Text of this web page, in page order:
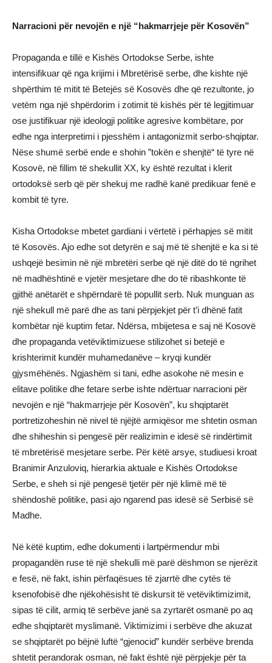
Narracioni për nevojën e një “hakmarrjeje për Kosovën”
Propaganda e tillë e Kishës Ortodokse Serbe, ishte
intensifikuar që nga krijimi i Mbretërisë serbe, dhe kishte një
shpërthim të mitit të Betejës së Kosovës dhe që rezultonte, jo
vetëm nga një shpërdorim i zotimit të kishës për të legjitimuar
ose justifikuar një ideologji politike agresive kombëtare, por
edhe nga interpretimi i pjesshëm i antagonizmit serbo-shqiptar.
Nëse shumë serbë ende e shohin ”tokën e shenjtë“ të tyre në
Kosovë, në fillim të shekullit XX, ky është rezultat i klerit
ortodoksë serb që për shekuj me radhë kanë predikuar fenë e
kombit të tyre.
Kisha Ortodokse mbetet gardiani i vërtetë i përhapjes së mitit
të Kosovës. Ajo edhe sot detyrën e saj më të shenjtë e ka si të
ushqejë besimin në një mbretëri serbe që një ditë do të ngrihet
në madhështinë e vjetër mesjetare dhe do të ribashkonte të
gjithë anëtarët e shpërndarë të popullit serb. Nuk munguan as
një shekull më parë dhe as tani përpjekjet për t’i dhënë fatit
kombëtar një kuptim fetar. Ndërsa, mbijetesa e saj në Kosovë
dhe propaganda vetëviktimizuese stilizohet si betejë e
krishterimit kundër muhamedanëve – kryqi kundër
gjysmëhënës. Ngjashëm si tani, edhe asokohe në mesin e
elitave politike dhe fetare serbe ishte ndërtuar narracioni për
nevojën e një “hakmarrjeje për Kosovën”, ku shqiptarët
portretizoheshin në nivel të njëjtë armiqësor me shtetin osman
dhe shiheshin si pengesë për realizimin e idesë së rindërtimit
të mbretërisë mesjetare serbe. Për këtë arsye, studiuesi kroat
Branimir Anzuloviq, hierarkia aktuale e Kishës Ortodokse
Serbe, e sheh si një pengesë tjetër për një klimë më të
shëndoshë politike, pasi ajo ngarend pas idesë së Serbisë së
Madhe.
Në këtë kuptim, edhe dokumenti i lartpërmendur mbi
propagandën ruse të një shekulli më parë dëshmon se njerëzit
e fesë, në fakt, ishin përfaqësues të zjarrtë dhe cytës të
ksenofobisë dhe njëkohësisht të diskursit të vetëviktimizimit,
sipas të cilit, armiq të serbëve janë sa zyrtarët osmanë po aq
edhe shqiptarët myslimanë. Viktimizimi i serbëve dhe akuzat
se shqiptarët po bëjnë luftë “gjenocid” kundër serbëve brenda
shtetit perandorak osman, në fakt është një përpjekje për ta